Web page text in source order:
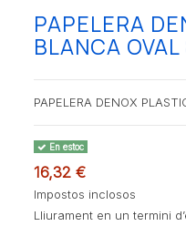
PAPELERA
BLANCA
PAPELERA DENOX
En estoc
16,32 €
Impostos inclosos
Lliurament en un termini